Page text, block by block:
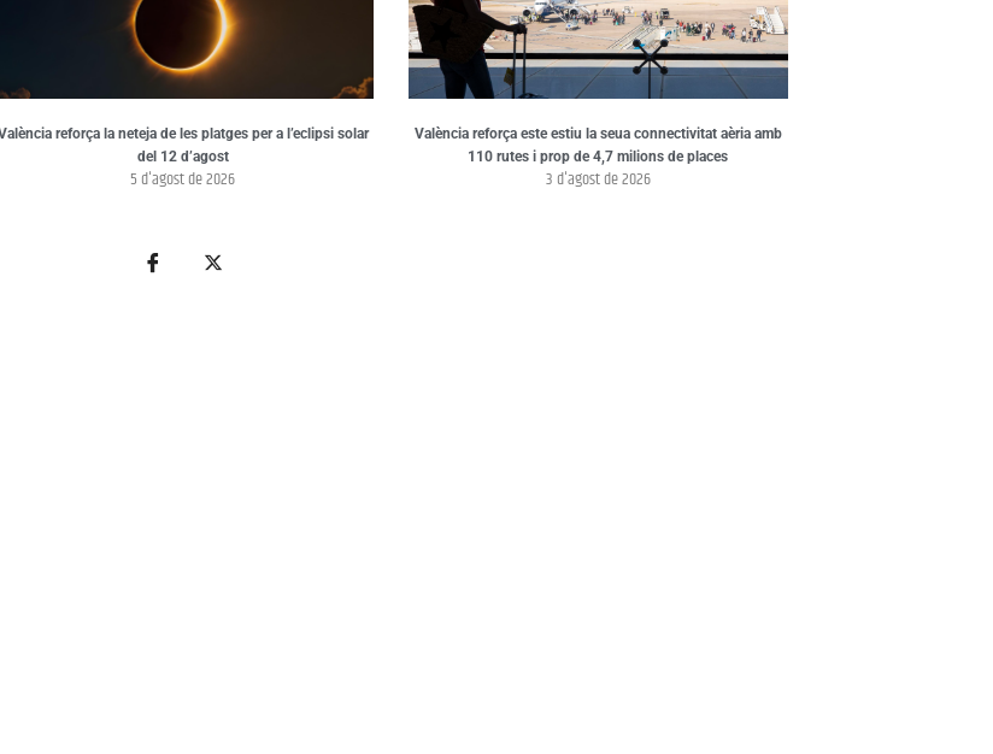
reforça la neteja de les platges per a l’eclipsi solar
del 12 d’agost
5 d'agost de 2026
València reforça este estiu la seua connectivitat aèria amb
110 rutes i prop de 4,7 milions de places
3 d'agost de 2026